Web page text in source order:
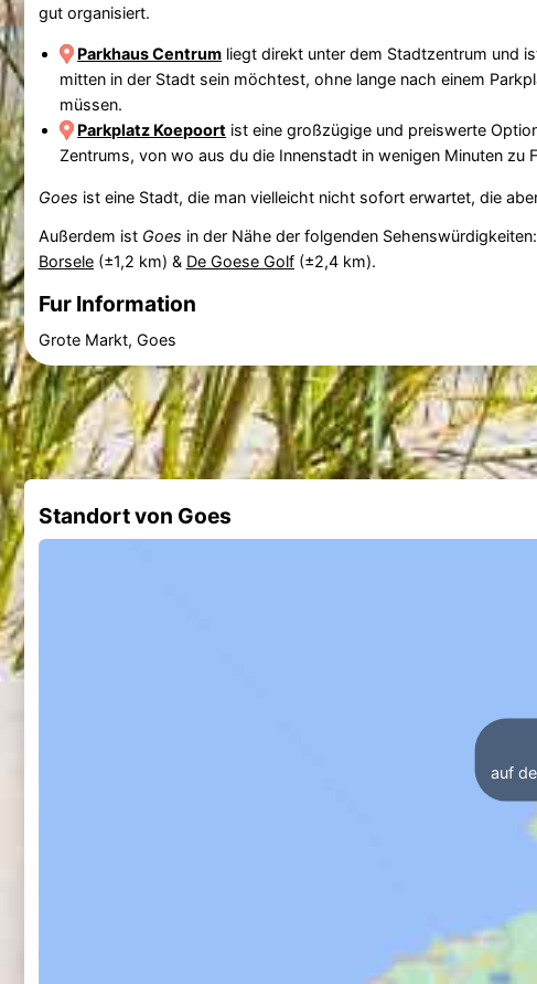
gut organisiert.
Parkhaus Centrum liegt direkt unter dem Stadtzentrum und
mitten in der Stadt sein möchtest, ohne lange nach einem
müssen.
Parkplatz Koepoort ist eine großzügige und preiswerte
Zentrums, von wo aus du die Innenstadt in wenigen Minuten zu
Goes ist eine Stadt, die man vielleicht nicht sofort erwartet, die
Außerdem ist Goes in der Nähe der folgenden Sehenswürdigkeiten:
Borsele(±1,2 km) & De Goese Golf(±2,4 km).
Fur Information
Grote Markt, Goes
Standort von Goes
auf